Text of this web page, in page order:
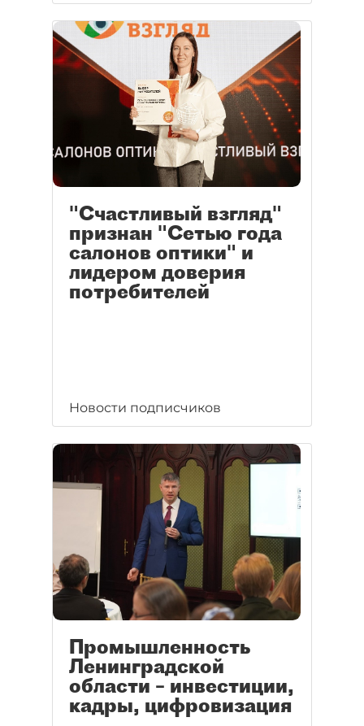
"Счастливый взгляд"
признан "Сетью года
салонов оптики" и
лидером доверия
потребителей
Новости подписчиков
Промышленность
Ленинградской
области – инвестиции,
кадры, цифровизация